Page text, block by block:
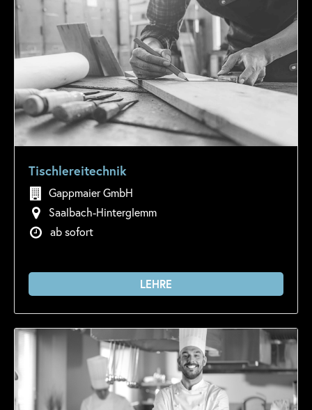
Tischlereitechnik
Gappmaier GmbH
Saalbach-Hinterglemm
ab sofort
LEHRE